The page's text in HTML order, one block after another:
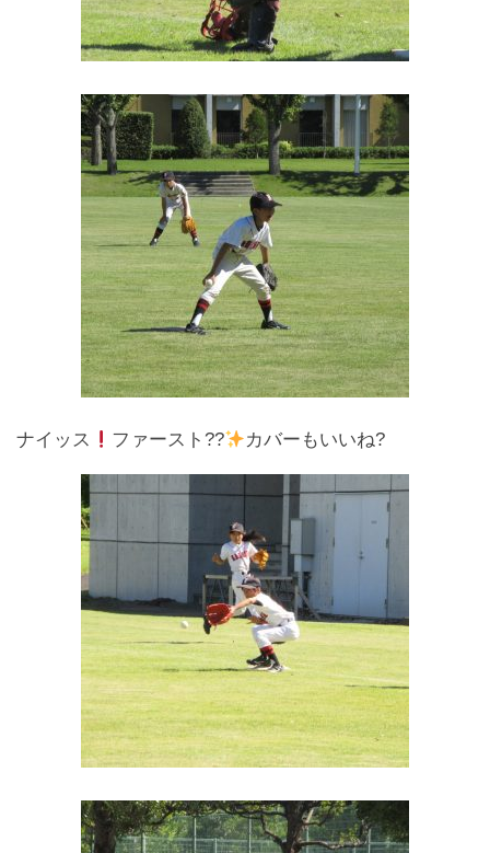
ナイッス ファースト?? カバーもいいね?